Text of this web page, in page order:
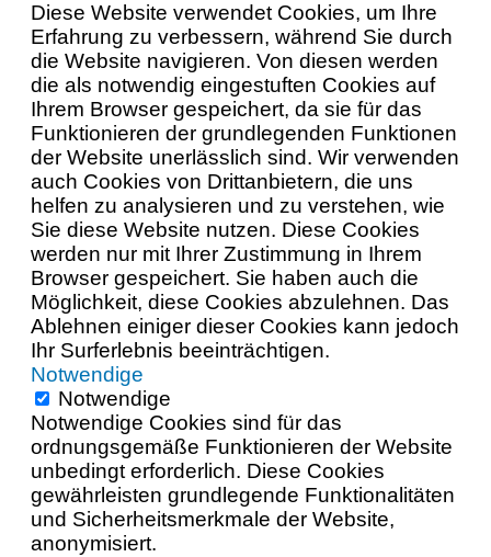
Diese Website verwendet Cookies, um Ihre
Erfahrung zu verbessern, während Sie durch
die Website navigieren. Von diesen werden
die als notwendig eingestuften Cookies auf
Ihrem Browser gespeichert, da sie für das
Funktionieren der grundlegenden Funktionen
der Website unerlässlich sind. Wir verwenden
auch Cookies von Drittanbietern, die uns
helfen zu analysieren und zu verstehen, wie
Sie diese Website nutzen. Diese Cookies
werden nur mit Ihrer Zustimmung in Ihrem
Browser gespeichert. Sie haben auch die
Möglichkeit, diese Cookies abzulehnen. Das
Ablehnen einiger dieser Cookies kann jedoch
Ihr Surferlebnis beeinträchtigen.
Notwendige
Notwendige
Notwendige Cookies sind für das
ordnungsgemäße Funktionieren der Website
unbedingt erforderlich. Diese Cookies
gewährleisten grundlegende Funktionalitäten
und Sicherheitsmerkmale der Website,
anonymisiert.